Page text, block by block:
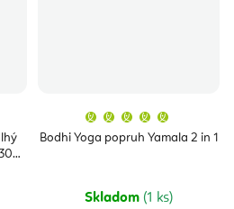
Bodhi Yoga popruh Yamala 2 in 1
produktu
je
Skladom (1 ks)